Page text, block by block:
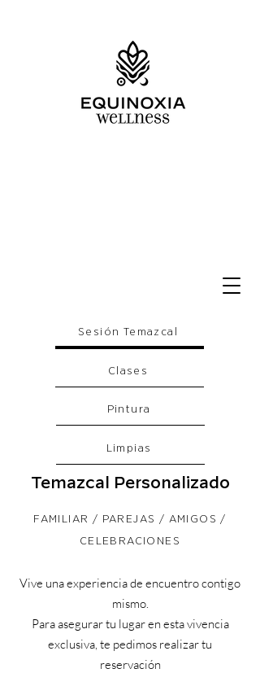
Sesión Temazcal
Clases
Pintura
Limpias
Temazcal Personalizado
FAMILIAR / PAREJAS / AMIGOS /
CELEBRACIONES
Vive una experiencia de encuentro contigo
mismo.
Para asegurar tu lugar en esta vivencia
exclusiva, te pedimos realizar tu
reservación